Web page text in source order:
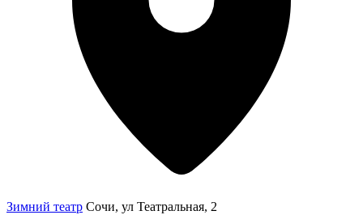
Зимний театр Сочи, ул Театральная, 2